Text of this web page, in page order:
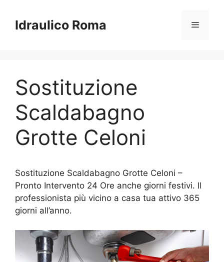
contenuto
Idraulico Roma Menu
Sostituzione
Scaldabagno
Grotte Celoni
Sostituzione Scaldabagno Grotte Celoni –
Pronto Intervento 24 Ore anche giorni festivi. Il
professionista più vicino a casa tua attivo 365
giorni all’anno.